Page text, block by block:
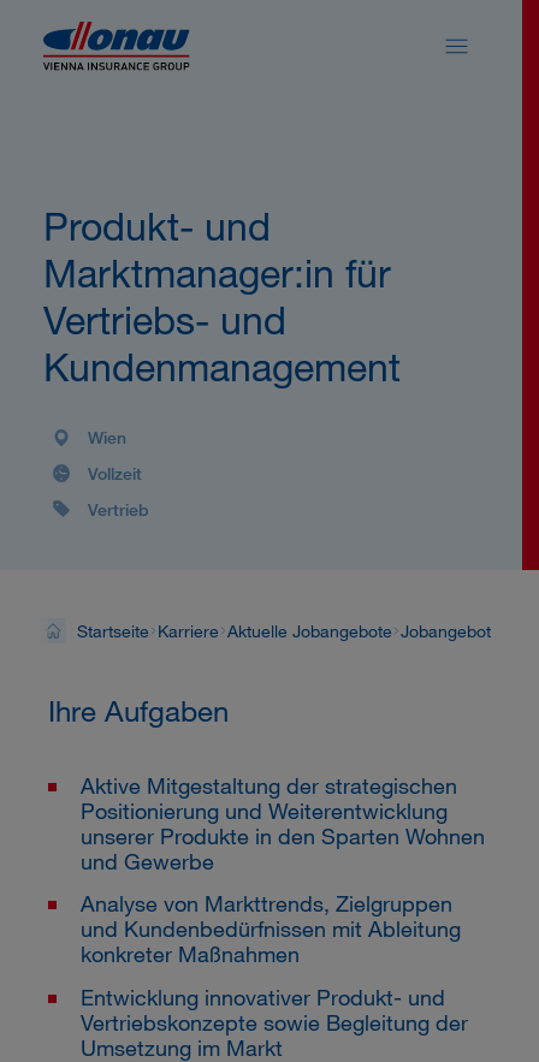
Produkt- und
Marktmanager:in für
Vertriebs- und
Kundenmanagement
Wien
Vollzeit
Vertrieb
Startseite Karriere Aktuelle Jobangebote Jobangebot
Ihre Aufgaben
Aktive Mitgestaltung der strategischen
Positionierung und Weiterentwicklung
unserer Produkte in den Sparten Wohnen
und Gewerbe
Analyse von Markttrends, Zielgruppen
und Kundenbedürfnissen mit Ableitung
konkreter Maßnahmen
Entwicklung innovativer Produkt- und
Vertriebskonzepte sowie Begleitung der
Umsetzung im Markt